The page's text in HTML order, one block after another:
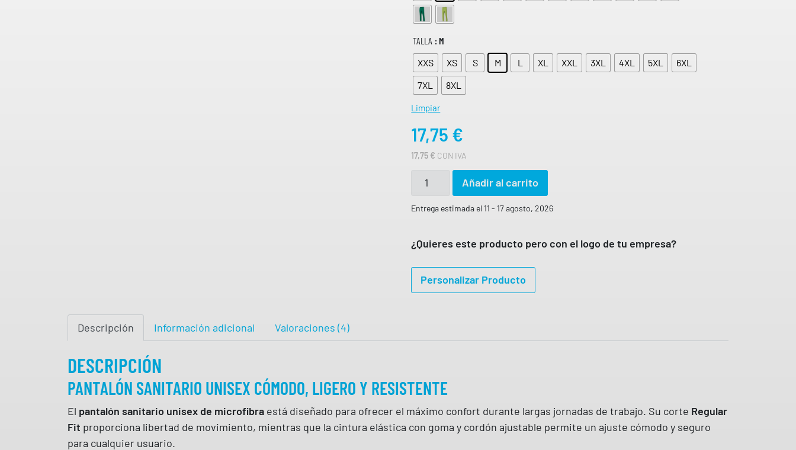
TALLA : M
XXS
XS S M L XL XXL 3XL 4XL 5XL
6XL
7XL
8XL
Limpiar
17,75 €
17,75 € CON IVA
N
A
Ó
N
X
O
N
Añadir al carrito
Entrega estimada el 11 - 17 agosto, 2026
¿Quieres este producto pero con el logo de tu empresa?
Personalizar Producto
Descripción Información adicional Valoraciones (4)
DESCRIPCIÓN
PANTALÓN SANITARIO UNISEX CÓMODO, LIGERO Y RESISTENTE
El pantalón sanitario unisex de microfibra está diseñado para ofrecer el máximo confort durante largas jornadas de trabajo. Su corte Regular
Fit proporciona libertad de movimiento, mientras que la cintura elástica con goma y cordón ajustable permite un ajuste cómodo y seguro
para cualquier usuario.